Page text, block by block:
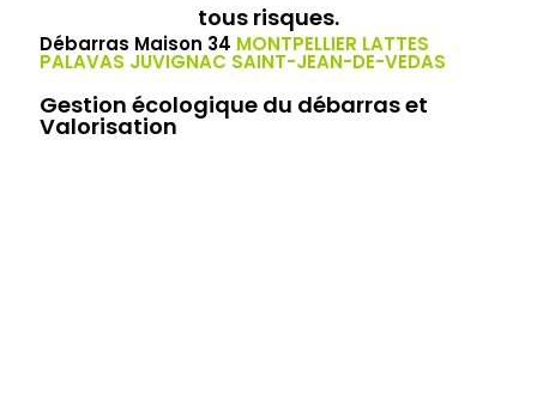
tous risques.
Débarras Maison 34 MONTPELLIER LATTES
PALAVAS JUVIGNAC SAINT-JEAN-DE-VEDAS
Gestion écologique du débarras et
Valorisation